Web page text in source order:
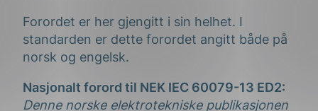
Forordet er her gjengitt i sin helhet. I
standarden er dette forordet angitt både på
norsk og engelsk.
Nasjonalt forord til NEK IEC 60079-13 ED2:
Denne norske elektrotekniske publikasjonen